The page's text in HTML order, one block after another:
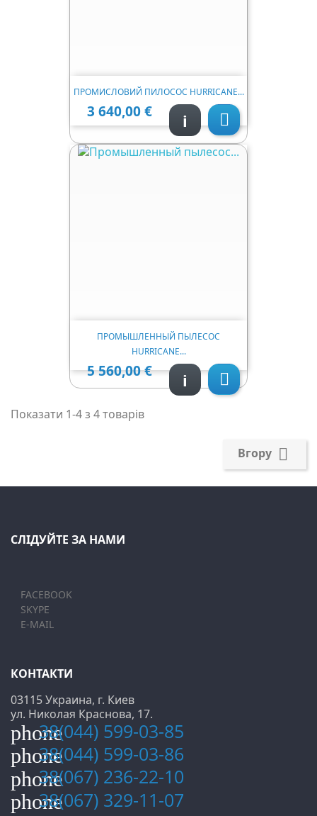
ПРОМИСЛОВИЙ ПИЛОСОС HURRICANE...
Ціна
3 640,00 € 
i
ПРОМЫШЛЕННЫЙ ПЫЛЕСОС
HURRICANE...
Ціна
5 560,00 € 
i
Показати 1-4 з 4 товарів
Вгору 
СЛІДУЙТЕ ЗА НАМИ
FACEBOOK
SKYPE
E-MAIL
КОНТАКТИ
03115 Украина, г. Киев
ул. Николая Краснова, 17.
phone38(044) 599-03-85
phone38(044) 599-03-86
phone38(067) 236-22-10
phone38(067) 329-11-07